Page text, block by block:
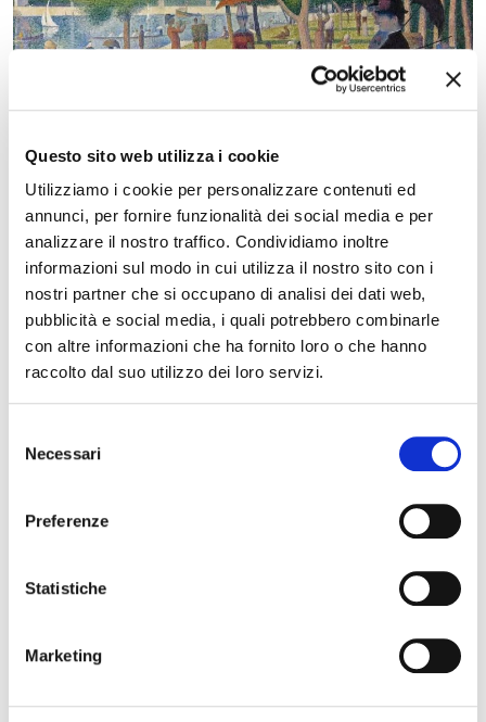
Questo sito web utilizza i cookie
Utilizziamo i cookie per personalizzare contenuti ed
annunci, per fornire funzionalità dei social media e per
analizzare il nostro traffico. Condividiamo inoltre
informazioni sul modo in cui utilizza il nostro sito con i
nostri partner che si occupano di analisi dei dati web,
pubblicità e social media, i quali potrebbero combinarle
con altre informazioni che ha fornito loro o che hanno
raccolto dal suo utilizzo dei loro servizi.
delNecessari
Preferenze
Statistiche
Marketing
12 settembre 2026 - 13 settembre 2026, Darsena di Ferrara
12 settembre 2026 - 13 settembre 2026, Ridotto del Teatro